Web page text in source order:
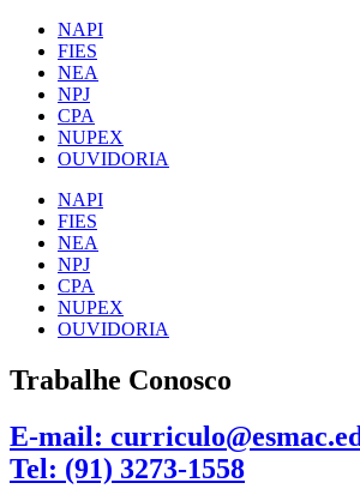
NAPI
FIES
NEA
NPJ
CPA
NUPEX
OUVIDORIA
NAPI
FIES
NEA
NPJ
CPA
NUPEX
OUVIDORIA
Trabalhe Conosco
E-mail:
Tel: (91) 3273-1558​